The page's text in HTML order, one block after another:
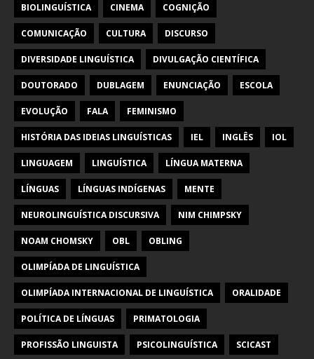
BIOLINGUÍSTICA CINEMA COGNIÇÃO
COMUNICAÇÃO CULTURA DISCURSO
DIVERSIDADE LINGUÍSTICA DIVULGAÇÃO CIENTÍFICA
DOUTORADO DUBLAGEM ENUNCIAÇÃO ESCOLA
EVOLUÇÃO FALA FEMINISMO
HISTÓRIA DAS IDEIAS LINGUÍSTICAS IEL INGLÊS IOL
LINGUAGEM LINGUÍSTICA LÍNGUA MATERNA
LÍNGUAS LÍNGUAS INDÍGENAS MENTE
NEUROLINGUÍSTICA DISCURSIVA NIM CHIMPSKY
NOAM CHOMSKY OBL OBLING
OLIMPÍADA DE LINGUÍSTICA
OLIMPÍADA INTERNACIONAL DE LINGUÍSTICA ORALIDADE
POLÍTICA DE LÍNGUAS PRIMATOLOGIA
PROFISSÃO LINGUISTA PSICOLINGUÍSTICA SCICAST